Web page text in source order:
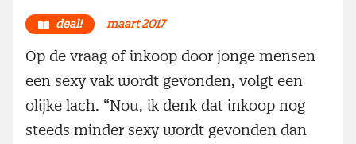
deal! maart 2017
Op de vraag of inkoop door jonge mensen
een sexy vak wordt gevonden, volgt een
olijke lach. “Nou, ik denk dat inkoop nog
steeds minder sexy wordt gevonden dan